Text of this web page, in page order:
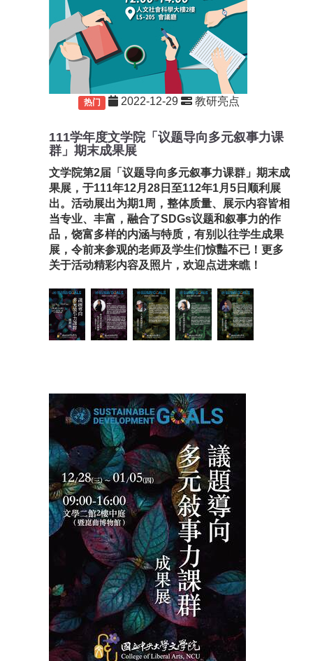
热门 2022-12-29 教研亮点
111学年度文学院「议题导向多元叙事力课
群」期末成果展
文学院第2届「议题导向多元叙事力课群」期末成
果展，于111年12月28日至112年1月5日顺利展
出。活动展出为期1周，整体质量、展示内容皆相
当专业、丰富，融合了SDGs议题和叙事力的作
品，饶富多样的内涵与特质，有别以往学生成果
展，令前来参观的老师及学生们惊豔不已！更多
关于活动精彩内容及照片，欢迎点进来瞧！